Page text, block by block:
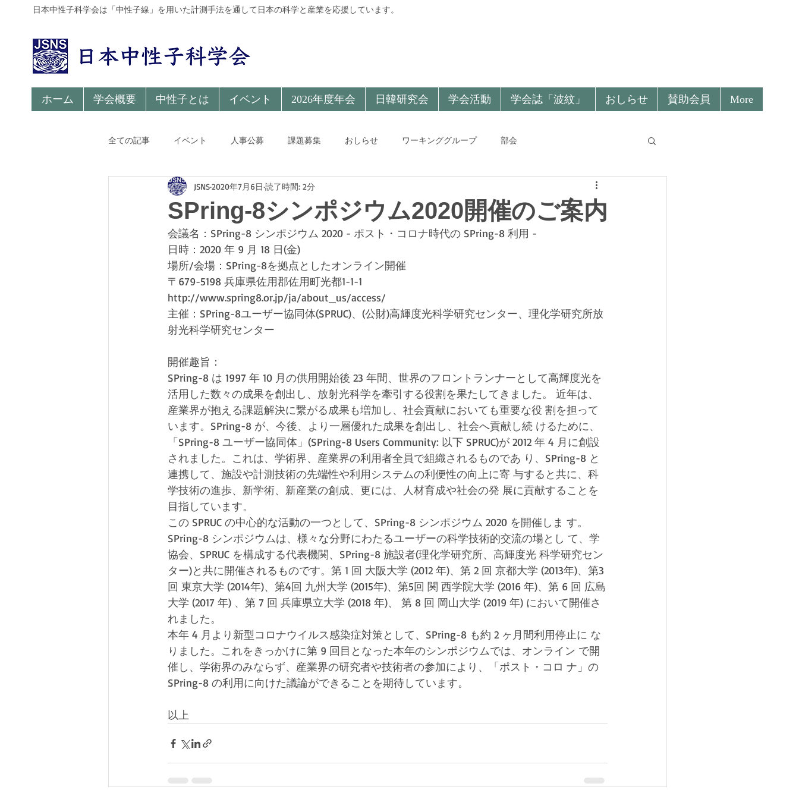
日本中性子科学会は「中性子線」を用いた計測手法を通して日本の科学と産業を応援しています。
ホーム 学会概要 中性子とは イベント 2026年度年会 日韓研究会 学会活動 学会誌「波紋」 おしらせ 賛助会員 More
全ての記事 イベント 人事公募 課題募集 おしらせ ワーキンググループ 部会
SPring-8シンポジウム2020開催のご案内
JSNS2020年7月6日 読了時間: 2分
会議名：SPring-8 シンポジウム 2020 - ポスト・コロナ時代の SPring-8 利用 -
日時：2020 年 9 月 18 日(金)
場所/会場：SPring-8を拠点としたオンライン開催
〒679-5198 兵庫県佐用郡佐用町光都1-1-1
http://www.spring8.or.jp/ja/about_us/access/
主催：SPring-8ユーザー協同体(SPRUC)、(公財)高輝度光科学研究センター、理化学研究所放
射光科学研究センター
開催趣旨：
SPring-8 は 1997 年 10 月の供用開始後 23 年間、世界のフロントランナーとして高輝度光を
活用した数々の成果を創出し、放射光科学を牽引する役割を果たしてきました。 近年は、
産業界が抱える課題解決に繋がる成果も増加し、社会貢献においても重要な役 割を担って
います。SPring-8 が、今後、より一層優れた成果を創出し、社会へ貢献し続 けるために、
「SPring-8 ユーザー協同体」(SPring-8 Users Community: 以下 SPRUC)が 2012 年 4 月に創設
されました。これは、学術界、産業界の利用者全員で組織されるものであ り、SPring-8 と
連携して、施設や計測技術の先端性や利用システムの利便性の向上に寄 与すると共に、科
学技術の進歩、新学術、新産業の創成、更には、人材育成や社会の発 展に貢献することを
目指しています。
この SPRUC の中心的な活動の一つとして、SPring-8 シンポジウム 2020 を開催しま す。
SPring-8 シンポジウムは、様々な分野にわたるユーザーの科学技術的交流の場とし て、学
協会、SPRUC を構成する代表機関、SPring-8 施設者(理化学研究所、高輝度光 科学研究セン
ター)と共に開催されるものです。第 1 回 大阪大学 (2012 年)、第 2 回 京都大学 (2013年)、第3
回 東京大学 (2014年)、第4回 九州大学 (2015年)、第5回 関 西学院大学 (2016 年)、第 6 回 広島
大学 (2017 年) 、第 7 回 兵庫県立大学 (2018 年)、 第 8 回 岡山大学 (2019 年) において開催さ
れました。
本年 4 月より新型コロナウイルス感染症対策として、SPring-8 も約 2 ヶ月間利用停止に な
りました。これをきっかけに第 9 回目となった本年のシンポジウムでは、オンライン で開
催し、学術界のみならず、産業界の研究者や技術者の参加により、「ポスト・コロ ナ」の
SPring-8 の利用に向けた議論ができることを期待しています。
以上